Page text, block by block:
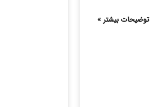
توضیحات بیشتر »